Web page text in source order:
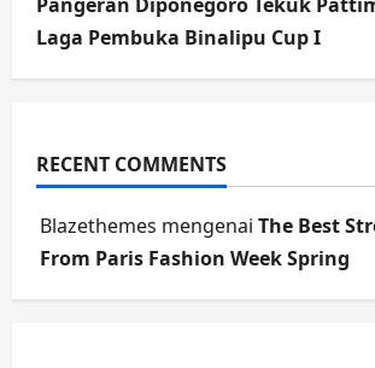
Laga Pembuka Binalipu Cup I
RECENT COMMENTS
Blazethemes mengenai The Best
From Paris Fashion Week Spring